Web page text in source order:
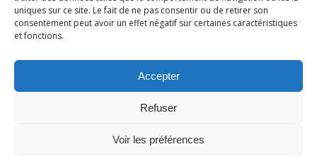
uniques sur ce site. Le fait de ne pas consentir ou de retirer son
consentement peut avoir un effet négatif sur certaines caractéristiques
et fonctions.
Accepter
Refuser
Voir les préférences
Politique de confidentialité